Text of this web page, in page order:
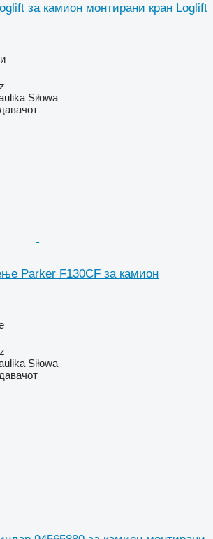
за камион монтирани кран Loglift
Siłowa
Parker F130CF за камион
Siłowa